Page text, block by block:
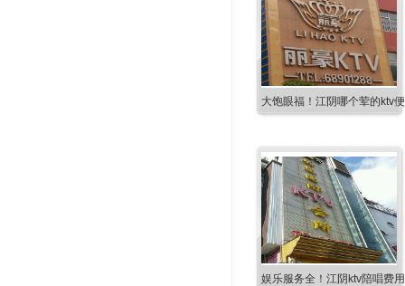
大饱眼福！江阴哪个荤的ktv
娱乐服务全！江阴ktv陪唱费